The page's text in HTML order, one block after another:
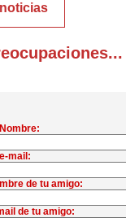
mail:
de tu amigo:
de tu amigo: